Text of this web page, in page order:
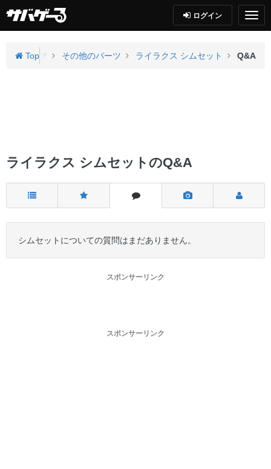
ログイン
Top
内部パーツ その他のパーツ ライラクス シムセット Q&A
ライラクス シムセットのQ&A
シムセットについての質問はまだありません。
スポンサーリンク
スポンサーリンク